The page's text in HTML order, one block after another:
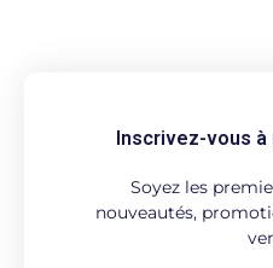
Inscrivez-vous
Soyez les
nouveautés,